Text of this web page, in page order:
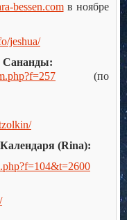
bessen.comв ноябре
jeshua/
Сананды:
(по
(Rina):